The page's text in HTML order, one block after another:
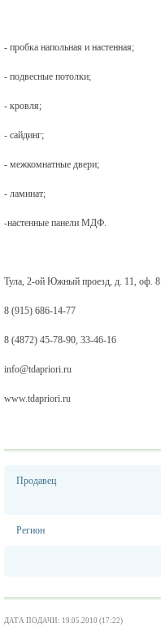
- пробка напольная и настенная;
- подвесные потолки;
- кровля;
- сайдинг;
- межкомнатные двери;
- ламинат;
-настенные панели МДФ.
Тула, 2-ой Южный проезд, д. 11, оф. 8
8 (915) 686-14-77
8 (4872) 45-78-90, 33-46-16
info@tdapriori.ru
www.tdapriori.ru
Продавец
Регион
ДАТА ПОДАЧИ: 19.05.2010 (17:22)